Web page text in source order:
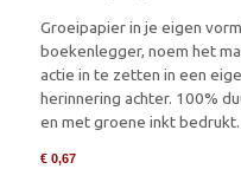
Groeipapier in je eigen
boekenlegger, noem het
actie in te zetten in een
herinnering achter. 100%
en met groene inkt
€ 0,67